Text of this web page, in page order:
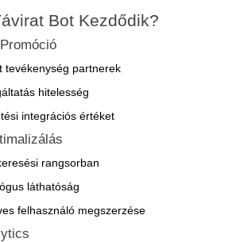
Bot Kezdődik?
tevékenység partnerek
hitelesség
integrációs értéket
rangsorban
láthatóság
felhasználó megszerzése